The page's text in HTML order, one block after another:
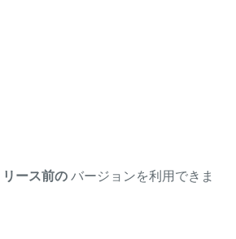
リース前の バージョンを利用できま